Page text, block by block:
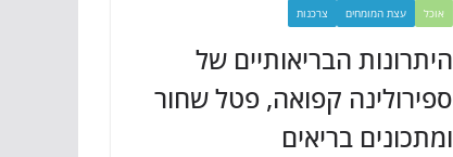
אוכל עצת המומחים צרכנות
היתרונות הבריאותיים של
ספירולינה קפואה, פטל שחור
ומתכונים בריאים